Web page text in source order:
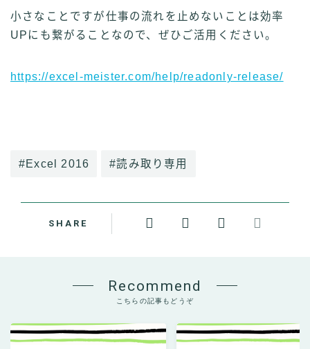
小さなことですが仕事の流れを止めないことは効率
UPにも繋がることなので、ぜひご活用ください。
https://excel-meister.com/help/readonly-release/
#Excel 2016 #読み取り専用
SHARE
Recommend
こちらの記事もどうぞ